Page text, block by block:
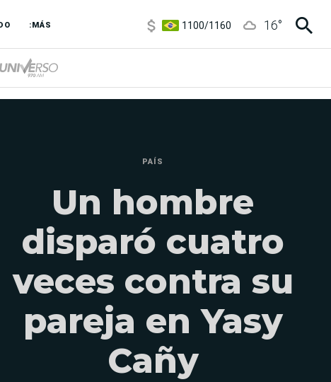
:MÁS
3,8/4
16°
PAÍS
Un hombre
disparó cuatro
veces contra su
pareja en Yasy
Cañy